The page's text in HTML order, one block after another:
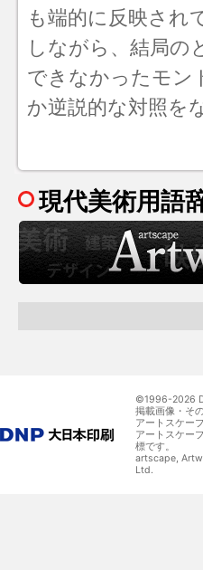
も端的に反映され
しながら、結局の
できなかったモン
か逆説的な対照を
現代美術用語
©1996-2026
掲載画像・そ
アートスケー
アートスケー
標です。
artscape,
Ltd.